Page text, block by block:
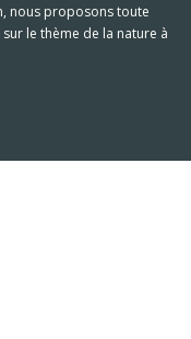
nous proposons toute
le thème de la nature à